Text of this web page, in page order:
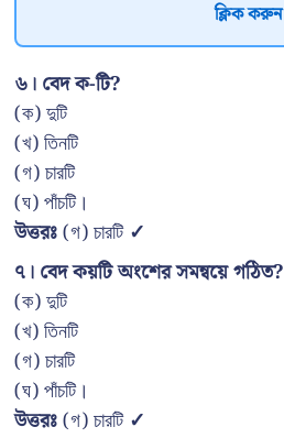
ক্লিক করুন
৬। বেদ ক-টি?
(ক) দুটি
(খ) তিনটি
(গ) চারটি
(ঘ) পাঁচটি।
উত্তরঃ(গ) চারটি ✓
৭। বেদ কয়টি অংশের সমন্বয়ে গঠিত?
(ক) দুটি
(খ) তিনটি
(গ) চারটি
(ঘ) পাঁচটি।
উত্তরঃ(গ) চারটি ✓